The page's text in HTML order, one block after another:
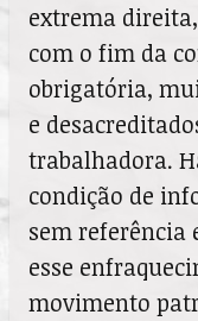
extrema
com o fim da
obrigatória,
e
trabalhadora.
condição de
sem referência
esse
movimento